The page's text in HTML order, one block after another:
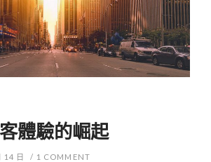
體驗的崛起
14 日 / 1 COMMENT